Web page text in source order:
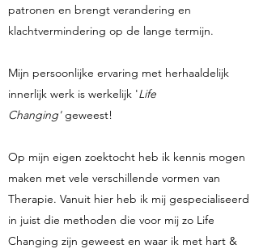
patronen en brengt verandering en
klachtvermindering op de lange termijn.
Mijn persoonlijke ervaring met herhaaldelijk
innerlijk werk is werkelijk 'Life
Changing'geweest!
Op mijn eigen zoektocht heb ik kennis mogen
maken met vele verschillende vormen van
Therapie. Vanuit hier heb ik mij gespecialiseerd
in juist die methoden die voor mij zo Life
Changing zijn geweest en waar ik met hart &